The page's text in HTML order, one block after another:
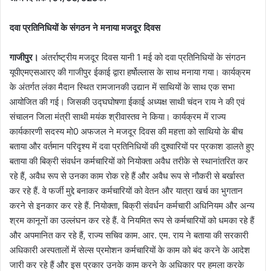
दवा प्रतिनिधियों के संगठन ने मनाया मजदूर दिवस
गाजीपुर। अंतर्राष्ट्रीय मजदूर दिवस यानी 1 मई को दवा प्रतिनिधियों के संगठन
यूपीएमएसआरए की गाजीपुर ईकाई द्वारा हर्षोल्लास के साथ मनाया गया। कार्यक्रम
के अंतर्गत लंका मैदान स्थित रामजानकी उद्यान में साथियों के साथ एक सभा
आयोजित की गई। जिसकी उद्घघोषणा ईकाई अध्यक्ष साथी चंदन राय ने की एवं
संचालन जिला मंत्री साथी मयंक श्रीवास्तव ने किया। कार्यक्रम में राज्य
कार्यकारणी सदस्य मो0 अफजल ने मजदूर दिवस की महत्ता को साथियो के बीच
बताया और वर्तमान परिदृश्य में दवा प्रतिनिधियों की दुश्वारियों पर प्रकाश डालते हुए
बताया की बिक्री संवर्धन कर्मचारियों को नियोक्ता अवैध तरीके से स्थानांतरित कर
रहे हैं, अवैध रूप से उनका काम रोक रहे हैं और अवैध रूप से नौकरी से बर्खास्त
कर रहे हैं. वे फर्जी मुद्दे बनाकर कर्मचारियों को वेतन और यात्रा खर्च का भुगतान
करने से इनकार कर रहे हैं. नियोक्ता, बिक्री संवर्धन कर्मचारी अधिनियम और अन्य
श्रम कानूनों का उल्लंघन कर रहे हैं. वे नियमित रूप से कर्मचारियों को धमका रहे हैं
और अपमानित कर रहे हैं, राज्य सचिव काम. आर. एम. राय ने बताया की सरकारी
अधिकारी अस्पतालों में सेल्स प्रमोशन कर्मचारियों के काम को बंद करने के आदेश
जारी कर रहे हैं और इस प्रकार उनके काम करने के अधिकार पर हमला करके